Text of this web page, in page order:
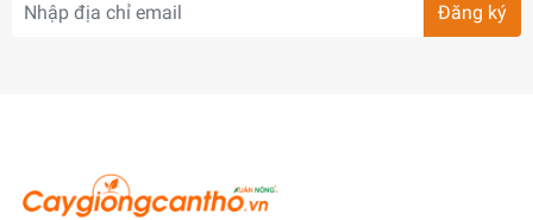
Đăng ký